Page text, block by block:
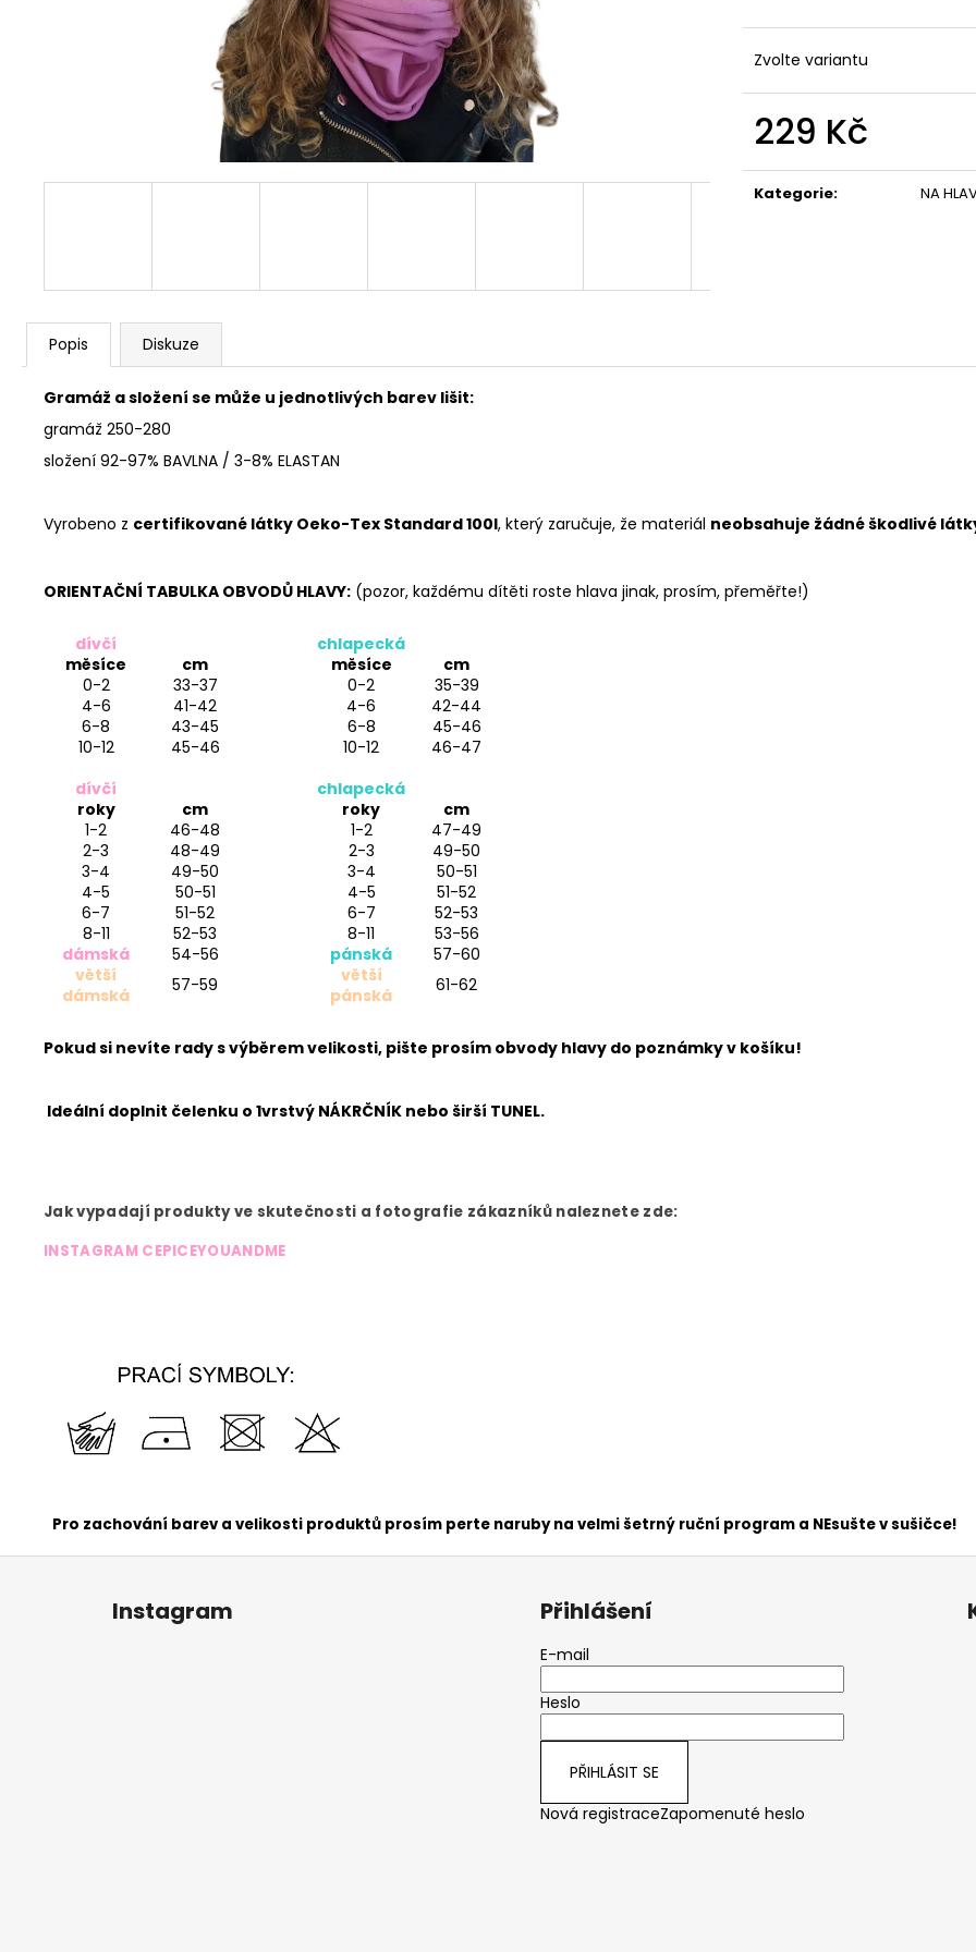
Zvolte variantu
229 Kč
cena:
Kategorie: NA
Popis Diskuze
Gramáž a složení se může u jednotlivých barev lišit:
gramáž 250-280
složení 92-97% BAVLNA / 3-8% ELASTAN
Vyrobeno z certifikované látky Oeko-Tex Standard 100I, který zaručuje, že materiál neobsahuje žádné škodlivé
ORIENTAČNÍ TABULKA OBVODŮ HLAVY: (pozor, každému dítěti roste hlava jinak, prosím, přeměřte!)
dívčí
chlapecká
měsíce
cm měsíce
cm
0-2
33-37 0-2
35-39
4-6
41-42 4-6
42-44
6-8
43-45 6-8
45-46
10-12
45-46 10-12
46-47
dívčí
chlapecká
roky
cm roky
cm
1-2
46-48 1-2
47-49
2-3
48-49 2-3
49-50
3-4
49-50 3-4
50-51
4-5
50-51 4-5
51-52
6-7
51-52 6-7
52-53
8-11
52-53 8-11
53-56
dámská
54-56 pánská
57-60
větší
dámská
57-59
větší
pánská
61-62
Pokud si nevíte rady s výběrem velikosti, pište prosím obvody hlavy do poznámky v košíku!
Ideální doplnit čelenku o 1vrstvý NÁKRČNÍK nebo širší TUNEL.
Jak vypadají produkty ve skutečnosti a fotografie zákazníků naleznete zde:
INSTAGRAM CEPICEYOUANDME
Pro zachování barev a velikosti produktů prosím perte naruby na velmi šetrný ruční program a NEsušte v sušičce!
Z
Instagram Přihlášení
E-mail
Heslo
PŘIHLÁSIT SE
Nová registraceZapomenuté heslo